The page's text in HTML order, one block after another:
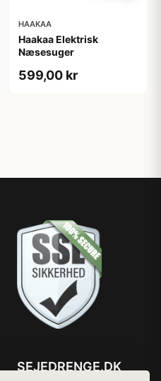
HAAKAA
Haakaa Elektrisk
Næsesuger
599,00 kr
SEJEDRENGE.DK